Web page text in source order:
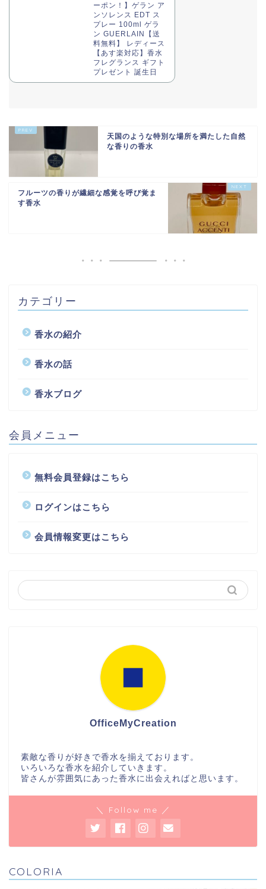
ーポン！】ゲラン ア
ンソレンス EDT ス
プレー 100ml ゲラ
ン GUERLAIN【送
料無料】 レディース
【あす楽対応】香水
フレグランス ギフト
プレゼント 誕生日
天国のような特別な場所を満たした自然
な香りの香水
フルーツの香りが繊細な感覚を呼び覚ま
す香水
カテゴリー
香水の紹介
香水の話
香水ブログ
会員メニュー
無料会員登録はこちら
ログインはこちら
会員情報変更はこちら
OfficeMyCreation
素敵な香りが好きで香水を揃えております。
いろいろな香水を紹介していきます。
皆さんが雰囲気にあった香水に出会えればと思います。
＼ Follow me ／
COLORIA